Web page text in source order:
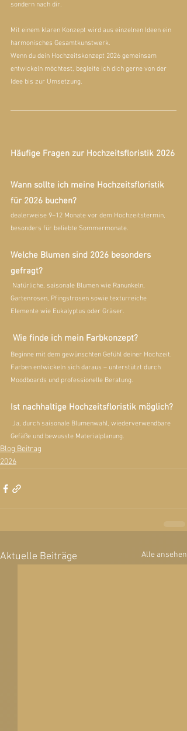
sondern nach dir.
Mit einem klaren Konzept wird aus einzelnen Ideen ein
harmonisches Gesamtkunstwerk.
Wenn du dein Hochzeitskonzept 2026 gemeinsam
entwickeln möchtest, begleite ich dich gerne von der
Idee bis zur Umsetzung.
Häufige Fragen zur Hochzeitsfloristik 2026
Wann sollte ich meine Hochzeitsfloristik
für 2026 buchen?
dealerweise 9–12 Monate vor dem Hochzeitstermin,
besonders für beliebte Sommermonate.
Welche Blumen sind 2026 besonders
gefragt?
Natürliche, saisonale Blumen wie Ranunkeln,
Gartenrosen, Pfingstrosen sowie texturreiche
Elemente wie Eukalyptus oder Gräser.
Wie finde ich mein Farbkonzept?
Beginne mit dem gewünschten Gefühl deiner Hochzeit.
Farben entwickeln sich daraus – unterstützt durch
Moodboards und professionelle Beratung.
Ist nachhaltige Hochzeitsfloristik möglich?
Ja, durch saisonale Blumenwahl, wiederverwendbare
Gefäße und bewusste Materialplanung.
Blog Beitrag
2026
Aktuelle Beiträge Alle ansehen